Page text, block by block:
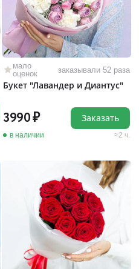
мало
оценок
заказывали 52 раза
Букет "Лавандер и Диантус"
3990
в наличии 2 ч.
Заказать